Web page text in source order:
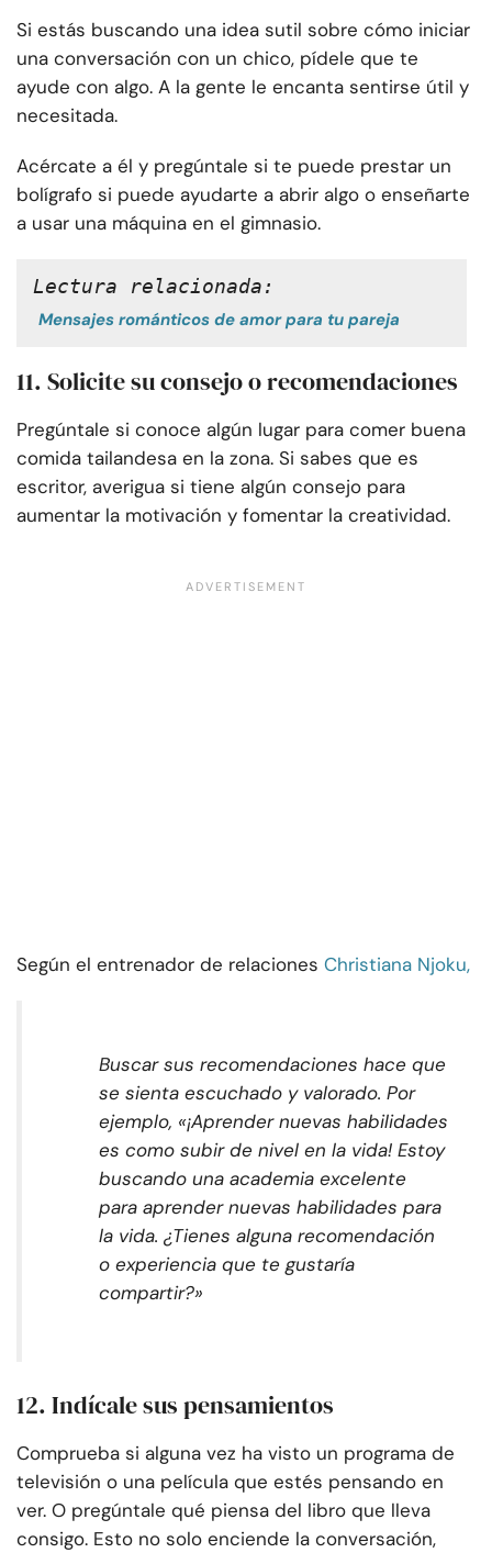
Si estás buscando una idea sutil sobre cómo iniciar
una conversación con un chico, pídele que te
ayude con algo. A la gente le encanta sentirse útil y
necesitada.
Acércate a él y pregúntale si te puede prestar un
bolígrafo si puede ayudarte a abrir algo o enseñarte
a usar una máquina en el gimnasio.
Lectura relacionada:
Mensajes románticos de amor para tu pareja
11. Solicite su consejo o recomendaciones
Pregúntale si conoce algún lugar para comer buena
comida tailandesa en la zona. Si sabes que es
escritor, averigua si tiene algún consejo para
aumentar la motivación y fomentar la creatividad.
Según el entrenador de relaciones Christiana Njoku,
Buscar sus recomendaciones hace que
se sienta escuchado y valorado. Por
ejemplo, «¡Aprender nuevas habilidades
es como subir de nivel en la vida! Estoy
buscando una academia excelente
para aprender nuevas habilidades para
la vida. ¿Tienes alguna recomendación
o experiencia que te gustaría
compartir?»
12. Indícale sus pensamientos
Comprueba si alguna vez ha visto un programa de
televisión o una película que estés pensando en
ver. O pregúntale qué piensa del libro que lleva
consigo. Esto no solo enciende la conversación,